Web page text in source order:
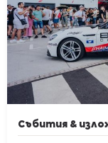
Събития &